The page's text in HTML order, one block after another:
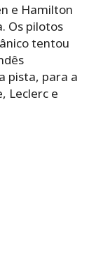
e Hamilton
Os pilotos
tentou
pista, para a
Leclerc e